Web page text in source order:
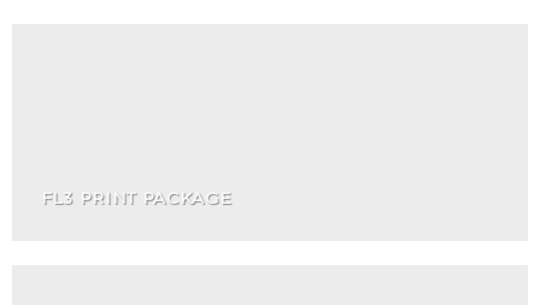
FL3 PRINT PACKAGE